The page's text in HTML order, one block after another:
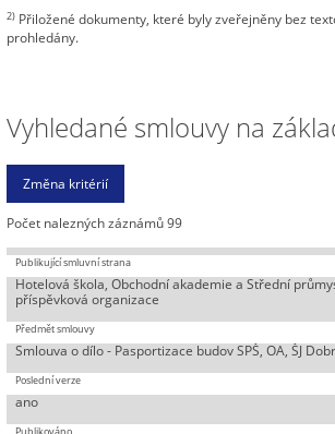
2) Přiložené dokumenty, které byly zveřejněny bez
prohledány.
Vyhledané smlouvy na
Počet nalezných záznámů 99
Hotelová škola, Obchodní akademie a Střední
příspěvková organizace
Smlouva o dílo - Pasportizace budov SPŠ, OA, ŠJ
ano